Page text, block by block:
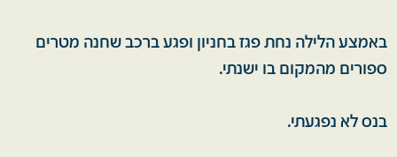
באמצע הלילה נחת פגז בחניון ופגע ברכב שחנה מטרים
ספורים מהמקום בו ישנתי.
בנס לא נפגעתי.